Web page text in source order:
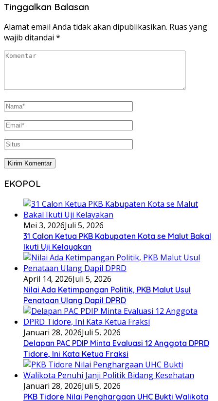
Tinggalkan Balasan
Alamat email Anda tidak akan dipublikasikan. Ruas yang
wajib ditandai *
EKOPOL
Mei 3, 2026Juli 5, 2026
31 Calon Ketua PKB Kabupaten Kota se Malut Bakal
Ikuti Uji Kelayakan
April 14, 2026Juli 5, 2026
Nilai Ada Ketimpangan Politik, PKB Malut Usul
Penataan Ulang Dapil DPRD
Januari 28, 2026Juli 5, 2026
Delapan PAC PDIP Minta Evaluasi 12 Anggota DPRD
Tidore, Ini Kata Ketua Fraksi
Januari 28, 2026Juli 5, 2026
PKB Tidore Nilai Penghargaan UHC Bukti Walikota